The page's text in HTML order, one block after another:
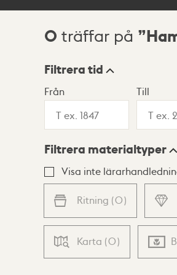
Sökresultat
0 träffar på
Visningsläge
Lista Karta
Filtrera tid
Från Till
Filtrera materialtyper
Visa inte
Ritning (0)
Karta (0)